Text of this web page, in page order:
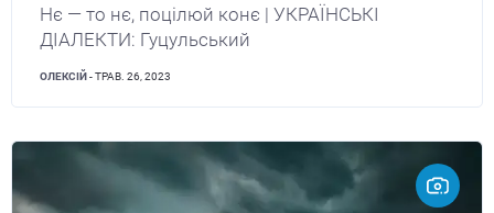
Нє — то нє, поцілюй конє | УКРАЇНСЬКІ
ДІАЛЕКТИ: Гуцульський
ОЛЕКСІЙ - ТРАВ. 26, 2023